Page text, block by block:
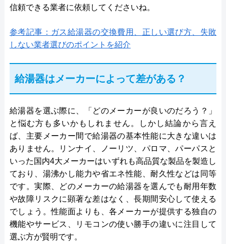
信頼できる業者に依頼してくださいね。
参考記事：ガス給湯器の交換費用、正しい選び方、失敗
しない業者選びのポイントを紹介
給湯器はメーカーによって差がある？
給湯器を選ぶ際に、「どのメーカーが良いのだろう？」
と悩む方も多いかもしれません。しかし結論から言え
ば、主要メーカー間で給湯器の基本性能に大きな違いは
ありません。リンナイ、ノーリツ、パロマ、パーパスと
いった国内4大メーカーはいずれも高品質な製品を製造し
ており、湯沸かし能力や省エネ性能、耐久性などは同等
です。実際、どのメーカーの給湯器を選んでも耐用年数
や故障リスクに顕著な差はなく、長期間安心して使える
でしょう。性能面よりも、各メーカーが提供する独自の
機能やサービス、リモコンの使い勝手の違いに注目して
選ぶ方が賢明です。